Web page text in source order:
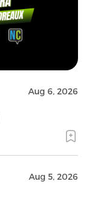
Aug 6, 2026
Aug 5, 2026